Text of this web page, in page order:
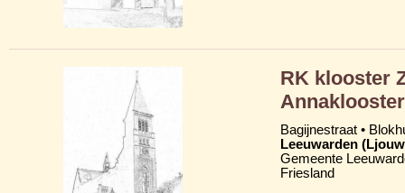
RK klooster
Annaklooster
Bagijnestraat •
Leeuwarden
Gemeente
Friesland